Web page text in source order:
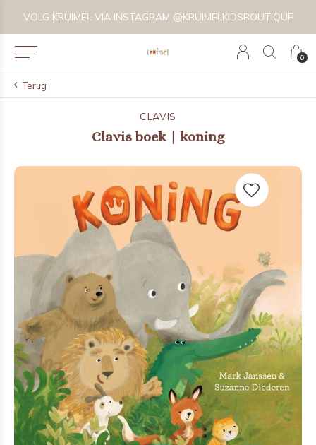
0
VOLG KRUIMEL VIA INSTAGRAM @KRUIMELKIDSBOUTIQUE
Terug
CLAVIS
Clavis boek | koning